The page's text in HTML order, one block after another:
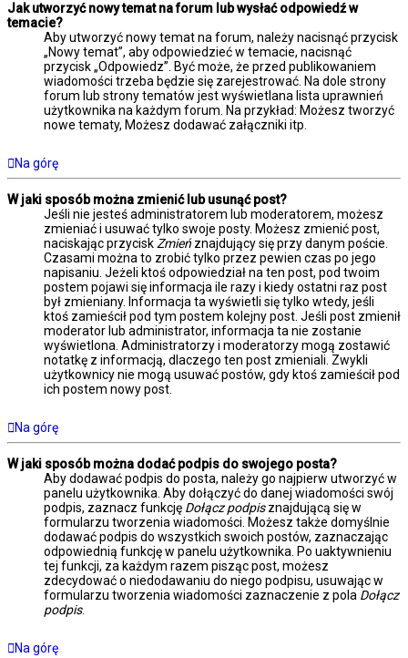
Jak utworzyć nowy temat na forum lub wysłać odpowiedź w
temacie?
Aby utworzyć nowy temat na forum, należy nacisnąć przycisk
„Nowy temat”, aby odpowiedzieć w temacie, nacisnąć
przycisk „Odpowiedz”. Być może, że przed publikowaniem
wiadomości trzeba będzie się zarejestrować. Na dole strony
forum lub strony tematów jest wyświetlana lista uprawnień
użytkownika na każdym forum. Na przykład: Możesz tworzyć
nowe tematy, Możesz dodawać załączniki itp.
Na górę
W jaki sposób można zmienić lub usunąć post?
Jeśli nie jesteś administratorem lub moderatorem, możesz
zmieniać i usuwać tylko swoje posty. Możesz zmienić post,
naciskając przyciskZmieńznajdujący się przy danym poście.
Czasami można to zrobić tylko przez pewien czas po jego
napisaniu. Jeżeli ktoś odpowiedział na ten post, pod twoim
postem pojawi się informacja ile razy i kiedy ostatni raz post
był zmieniany. Informacja ta wyświetli się tylko wtedy, jeśli
ktoś zamieścił pod tym postem kolejny post. Jeśli post zmienił
moderator lub administrator, informacja ta nie zostanie
wyświetlona. Administratorzy i moderatorzy mogą zostawić
notatkę z informacją, dlaczego ten post zmieniali. Zwykli
użytkownicy nie mogą usuwać postów, gdy ktoś zamieścił pod
ich postem nowy post.
Na górę
W jaki sposób można dodać podpis do swojego posta?
Aby dodawać podpis do posta, należy go najpierw utworzyć w
panelu użytkownika. Aby dołączyć do danej wiadomości swój
podpis, zaznacz funkcję Dołącz podpisznajdującą się w
formularzu tworzenia wiadomości. Możesz także domyślnie
dodawać podpis do wszystkich swoich postów, zaznaczając
odpowiednią funkcję w panelu użytkownika. Po uaktywnieniu
tej funkcji, za każdym razem pisząc post, możesz
zdecydować o niedodawaniu do niego podpisu, usuwając w
formularzu tworzenia wiadomości zaznaczenie z pola Dołącz
podpis.
Na górę